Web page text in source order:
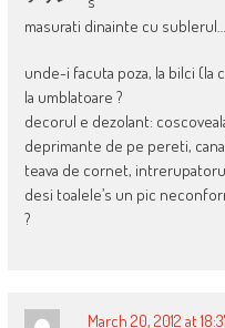
masurati dinainte cu sublerul…
unde-i facuta poza, la bilci (la
la umblatoare ?
decorul e dezolant:
deprimante de pe pereti,
teava de cornet,
desi toalele’s un pic
?
March 20, 2012 at